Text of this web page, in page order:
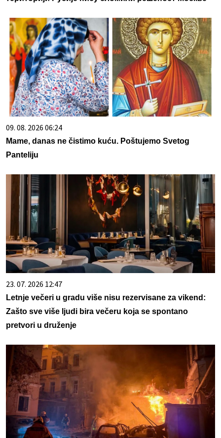
09. 08. 2026 06:24
Mame, danas ne čistimo kuću. Poštujemo Svetog
Panteliju
23. 07. 2026 12:47
Letnje večeri u gradu više nisu rezervisane za vikend:
Zašto sve više ljudi bira večeru koja se spontano
pretvori u druženje